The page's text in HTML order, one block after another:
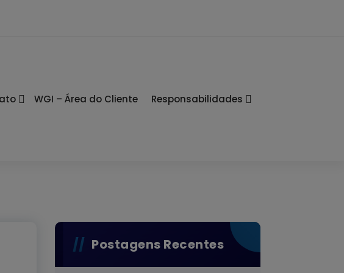
WGI – Área do Cliente Responsabilidades
Postagens Recentes